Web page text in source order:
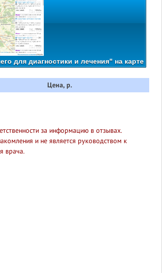
для диагностики и лечения" на карте
Цена, р.
за информацию в отзывах.
и не является руководством к
врача.